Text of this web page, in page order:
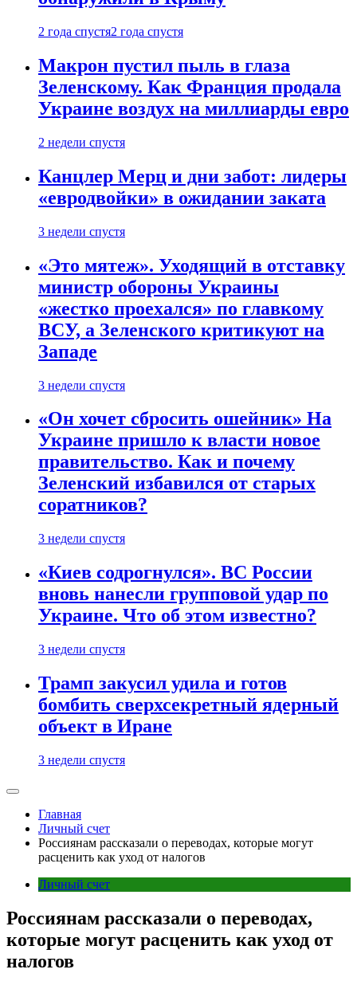
2 года спустя2 года спустя
Макрон пустил пыль в глаза
Зеленскому. Как Франция продала
Украине воздух на миллиарды евро
2 недели спустя
Канцлер Мерц и дни забот: лидеры
«евродвойки» в ожидании заката
3 недели спустя
«Это мятеж». Уходящий в отставку
министр обороны Украины
«жестко проехался» по главкому
ВСУ, а Зеленского критикуют на
Западе
3 недели спустя
«Он хочет сбросить ошейник» На
Украине пришло к власти новое
правительство. Как и почему
Зеленский избавился от старых
соратников?
3 недели спустя
«Киев содрогнулся». ВС России
вновь нанесли групповой удар по
Украине. Что об этом известно?
3 недели спустя
Трамп закусил удила и готов
бомбить сверхсекретный ядерный
объект в Иране
3 недели спустя
Главная
Личный счет
Россиянам рассказали о переводах, которые могут
расценить как уход от налогов
Личный счет
Россиянам рассказали о переводах,
которые могут расценить как уход от
налогов